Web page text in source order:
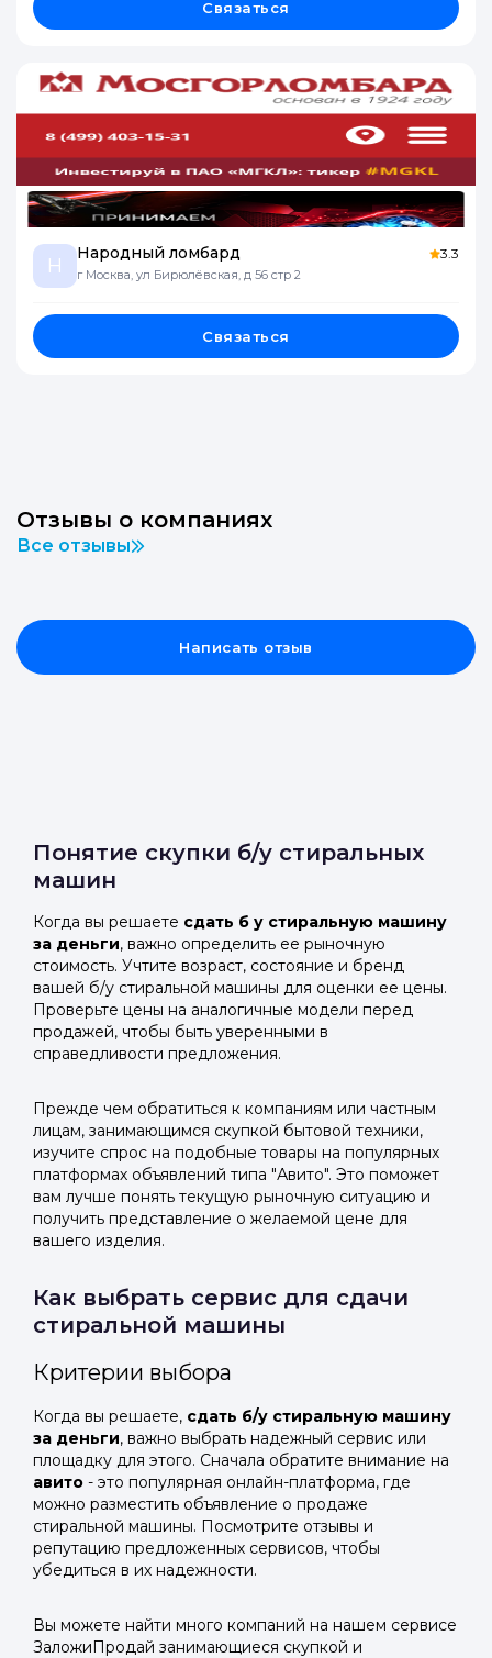
Связаться
Н
Народный ломбард
г Москва, ул Бирюлёвская, д 56 стр 2
3.3
Связаться
Отзывы о компаниях
Все отзывы
Написать отзыв
Понятие скупки б/у стиральных
машин
Когда вы решаете сдать б у стиральную машину
за деньги, важно определить ее рыночную
стоимость. Учтите возраст, состояние и бренд
вашей б/у стиральной машины для оценки ее цены.
Проверьте цены на аналогичные модели перед
продажей, чтобы быть уверенными в
справедливости предложения.
Прежде чем обратиться к компаниям или частным
лицам, занимающимся скупкой бытовой техники,
изучите спрос на подобные товары на популярных
платформах объявлений типа "Авито". Это поможет
вам лучше понять текущую рыночную ситуацию и
получить представление о желаемой цене для
вашего изделия.
Как выбрать сервис для сдачи
стиральной машины
Критерии выбора
Когда вы решаете, сдать б/у стиральную машину
за деньги, важно выбрать надежный сервис или
площадку для этого. Сначала обратите внимание на
авито - это популярная онлайн-платформа, где
можно разместить объявление о продаже
стиральной машины. Посмотрите отзывы и
репутацию предложенных сервисов, чтобы
убедиться в их надежности.
Вы можете найти много компаний на нашем сервисе
ЗаложиПродай занимающиеся скупкой и